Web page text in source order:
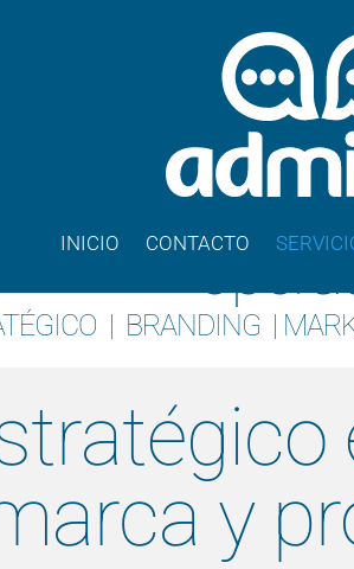
INICIO CONTACTO
de marcas
| BRANDING |
y